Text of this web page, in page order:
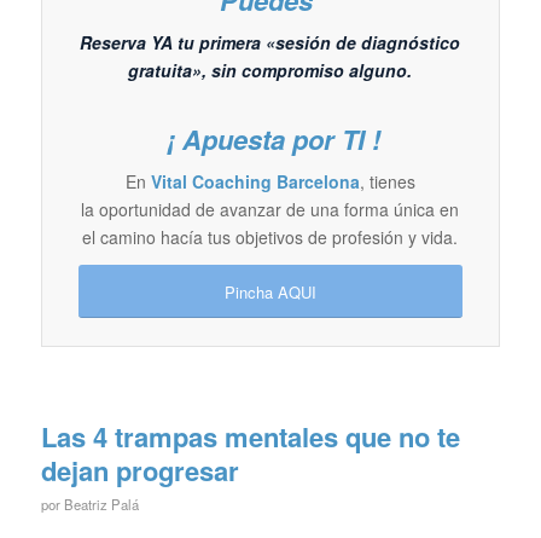
Reserva YA tu primera «sesión de diagnóstico
gratuita», sin compromiso alguno.
¡ Apuesta por TI !
En Vital Coaching Barcelona, tienes
la oportunidad de avanzar de una forma única en
el camino hacía tus objetivos de profesión y vida.
Pincha AQUI
Las 4 trampas mentales que no te
dejan progresar
por Beatriz Palá